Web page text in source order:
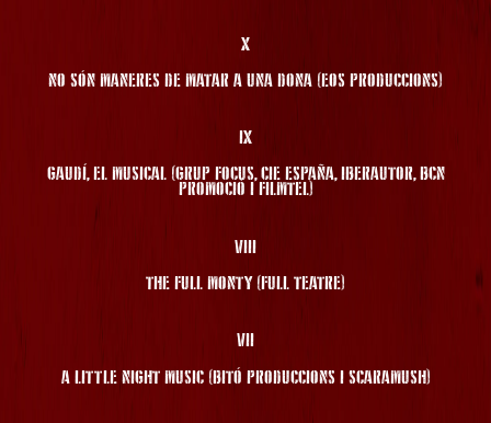
X
NO SÓN MANERES DE MATAR A UNA DONA (EOS PRODUCCIONS)
IX
GAUDÍ, EL MUSICAL (GRUP FOCUS, CIE ESPAÑA, IBERAUTOR, BCN
PROMOCIÓ I FILMTEL)
VIII
THE FULL MONTY (FULL TEATRE)
VII
A LITTLE NIGHT MUSIC (BITÓ PRODUCCIONS I SCARAMUSH)